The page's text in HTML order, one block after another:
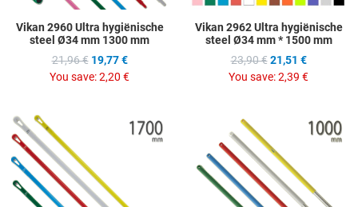
Vikan 2960 Ultra hygiënische
steel Ø34 mm 1300 mm
21,96 € 19,77 €
You save:2,20 €
Vikan 2962 Ultra hygiënische
steel Ø34 mm * 1500 mm
23,90 € 21,51 €
You save:2,39 €
Add to Wishlist
Add to Compare
Quick View